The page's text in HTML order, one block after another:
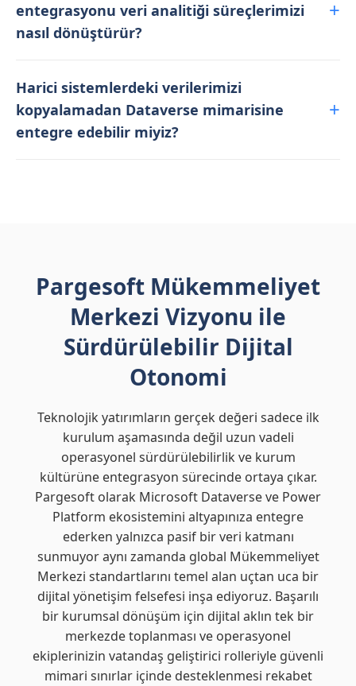
entegrasyonu veri analitiği süreçlerimizi
nasıl dönüştürür?
Harici sistemlerdeki verilerimizi
kopyalamadan Dataverse mimarisine
entegre edebilir miyiz?
Pargesoft Mükemmeliyet
Merkezi Vizyonu ile
Sürdürülebilir Dijital
Otonomi
Teknolojik yatırımların gerçek değeri sadece ilk
kurulum aşamasında değil uzun vadeli
operasyonel sürdürülebilirlik ve kurum
kültürüne entegrasyon sürecinde ortaya çıkar.
Pargesoft olarak Microsoft Dataverse ve Power
Platform ekosistemini altyapınıza entegre
ederken yalnızca pasif bir veri katmanı
sunmuyor aynı zamanda global Mükemmeliyet
Merkezi standartlarını temel alan uçtan uca bir
dijital yönetişim felsefesi inşa ediyoruz. Başarılı
bir kurumsal dönüşüm için dijital aklın tek bir
merkezde toplanması ve operasyonel
ekiplerinizin vatandaş geliştirici rolleriyle güvenli
mimari sınırlar içinde desteklenmesi rekabet